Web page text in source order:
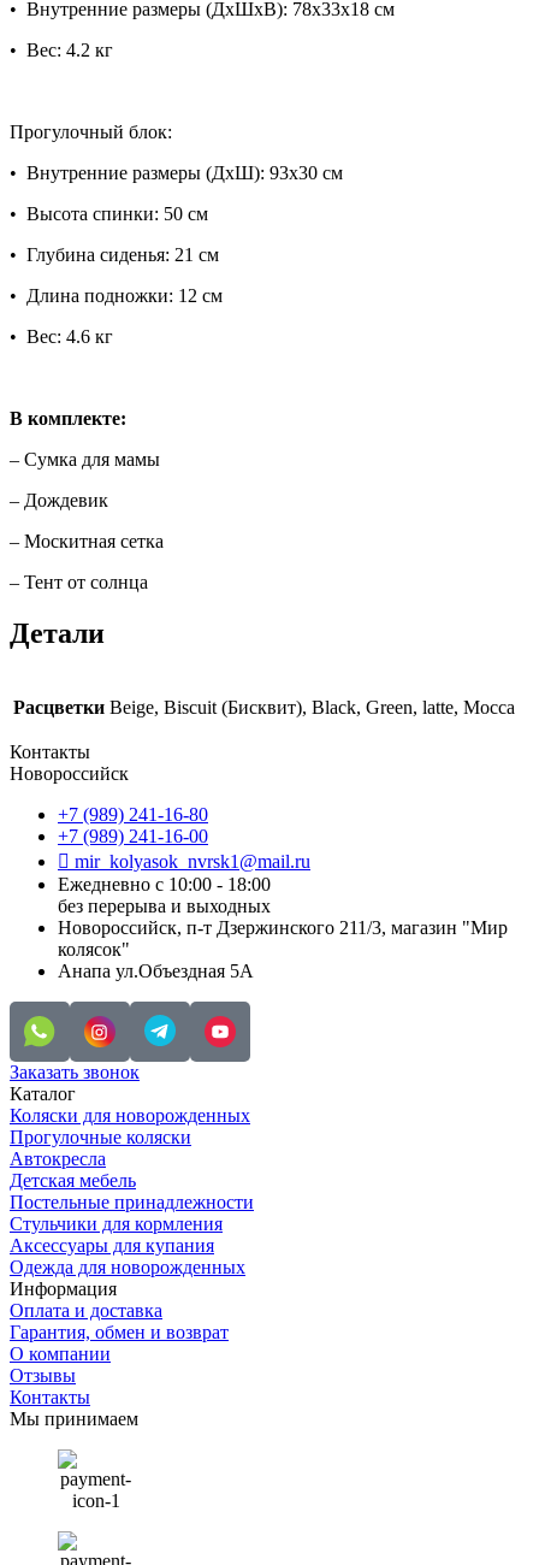
• Внутренние размеры (ДхШхВ): 78х33х18 см
• Вес: 4.2 кг
Прогулочный блок:
• Внутренние размеры (ДхШ): 93х30 см
• Высота спинки: 50 см
• Глубина сиденья: 21 см
• Длина подножки: 12 см
• Вес: 4.6 кг
В комплекте:
– Сумка для мамы
– Дождевик
– Москитная сетка
– Тент от солнца
Детали
Расцветки Beige, Biscuit (Бисквит), Black, Green, latte, Mocca
Контакты
Новороссийск
+7 (989) 241-16-80
+7 (989) 241-16-00
mir_kolyasok_nvrsk1@mail.ru
Ежедневно с 10:00 - 18:00
без перерыва и выходных
Новороссийск, п-т Дзержинского 211/3, магазин "Мир
колясок"
Анапа ул.Объездная 5А
Заказать звонок
Каталог
Коляски для новорожденных
Прогулочные коляски
Автокресла
Детская мебель
Постельные принадлежности
Стульчики для кормления
Аксессуары для купания
Одежда для новорожденных
Информация
Оплата и доставка
Гарантия, обмен и возврат
О компании
Отзывы
Контакты
Мы принимаем